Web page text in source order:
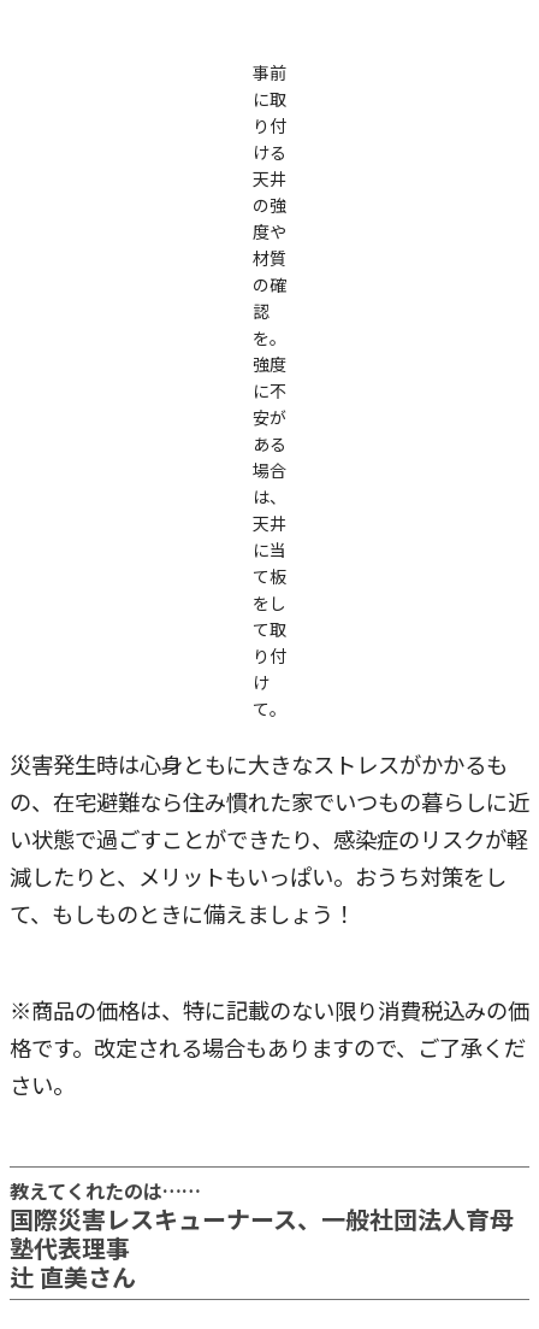
事前
に取
り付
ける
天井
の強
度や
材質
の確
認
を。
強度
に不
安が
ある
場合
は、
天井
に当
て板
をし
て取
り付
け
て。
災害発生時は心身ともに大きなストレスがかかるも
の、在宅避難なら住み慣れた家でいつもの暮らしに近
い状態で過ごすことができたり、感染症のリスクが軽
減したりと、メリットもいっぱい。おうち対策をし
て、もしものときに備えましょう！
※商品の価格は、特に記載のない限り消費税込みの価
格です。改定される場合もありますので、ご了承くだ
さい。
教えてくれたのは……
国際災害レスキューナース、一般社団法人育母
塾代表理事
辻 直美さん